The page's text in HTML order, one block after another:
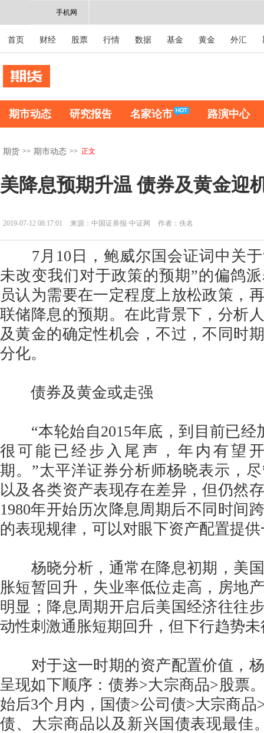
手机网
首页 财经 股票 行情 数据 基金 黄金 外汇
期市动态 研究报告 名家论市 路演中心
期货 >> 期市动态 >> 正文
美降息预期升温 债券及黄金迎
2019-07-12 08:17:01 来源：中国证券报·中证网 作者：佚名
7月10日，鲍威尔国会证词中关于
未改变我们对于政策的预期”的偏鸽
员认为需要在一定程度上放松政策，
联储降息的预期。在此背景下，分析
及黄金的确定性机会，不过，不同时
分化。
债券及黄金或走强
“本轮始自2015年底，到目前已经
很可能已经步入尾声，年内有望
期。”太平洋证券分析师杨晓表示，
以及各类资产表现存在差异，但仍然
1980年开始历次降息周期后不同时间
的表现规律，可以对眼下资产配置提
杨晓分析，通常在降息初期，美国
胀短暂回升，失业率低位走高，房地
明显；降息周期开启后美国经济往往
动性刺激通胀短期回升，但下行趋势
对于这一时期的资产配置价值，杨
呈现如下顺序：债券>大宗商品>股票
始后3个月内，国债>公司债>大宗商品
债、大宗商品以及新兴国债表现最佳